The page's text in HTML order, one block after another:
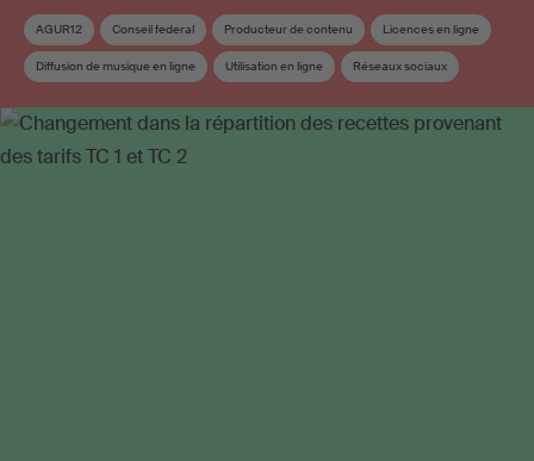
AGUR12 Conseil federal Producteur de contenu Licences en ligne
Diffusion de musique en ligne Utilisation en ligne Réseaux sociaux